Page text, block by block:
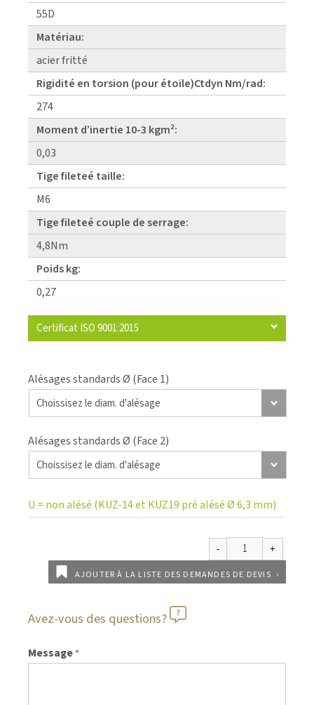
55D
Matériau:
acier fritté
Rigidité en torsion (pour étoile)Ctdyn Nm/rad:
274
Moment d’inertie 10-3 kgm²:
0,03
Tige fileteé taille:
M6
Tige fileteé couple de serrage:
4,8Nm
Poids kg:
0,27
Certificat ISO 9001:2015
Alésages standards Ø (Face 1)
Alésages standards Ø (Face 2)
U = non alésé (KUZ-14 et KUZ19 pré alésé Ø 6,3 mm)
AJOUTER À LA LISTE DES DEMANDES DE DEVIS
Avez-vous des questions?
Message*